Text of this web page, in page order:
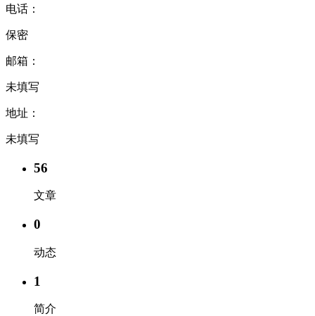
电话：
保密
邮箱：
未填写
地址：
未填写
56
文章
0
动态
1
简介